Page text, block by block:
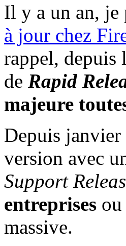
Il y a un an,
à jour chez
rappel, depuis
de Rapid
majeure
Depuis janvier
version avec
Support
entreprises ou
massive.